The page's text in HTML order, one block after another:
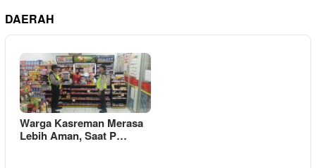
DAERAH
Warga Kasreman Merasa
Lebih Aman, Saat P…